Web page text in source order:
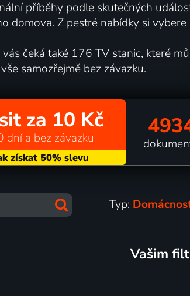
příběhy podle skutečných
domova. Z pestré nabídky si vybere
čeká také 176 TV stanic, které
samozřejmě bez závazku.
za 10 Kč
dní a bez závazku
Typ:
Vašim